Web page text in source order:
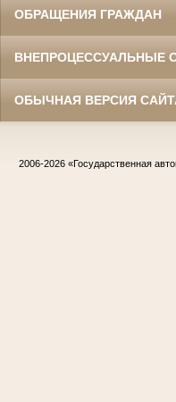
ОБРАЩЕНИЯ ГРАЖДАН
ВНЕПРОЦЕССУАЛЬНЫЕ
ОБЫЧНАЯ ВЕРСИЯ
2006-2026 «Государственная